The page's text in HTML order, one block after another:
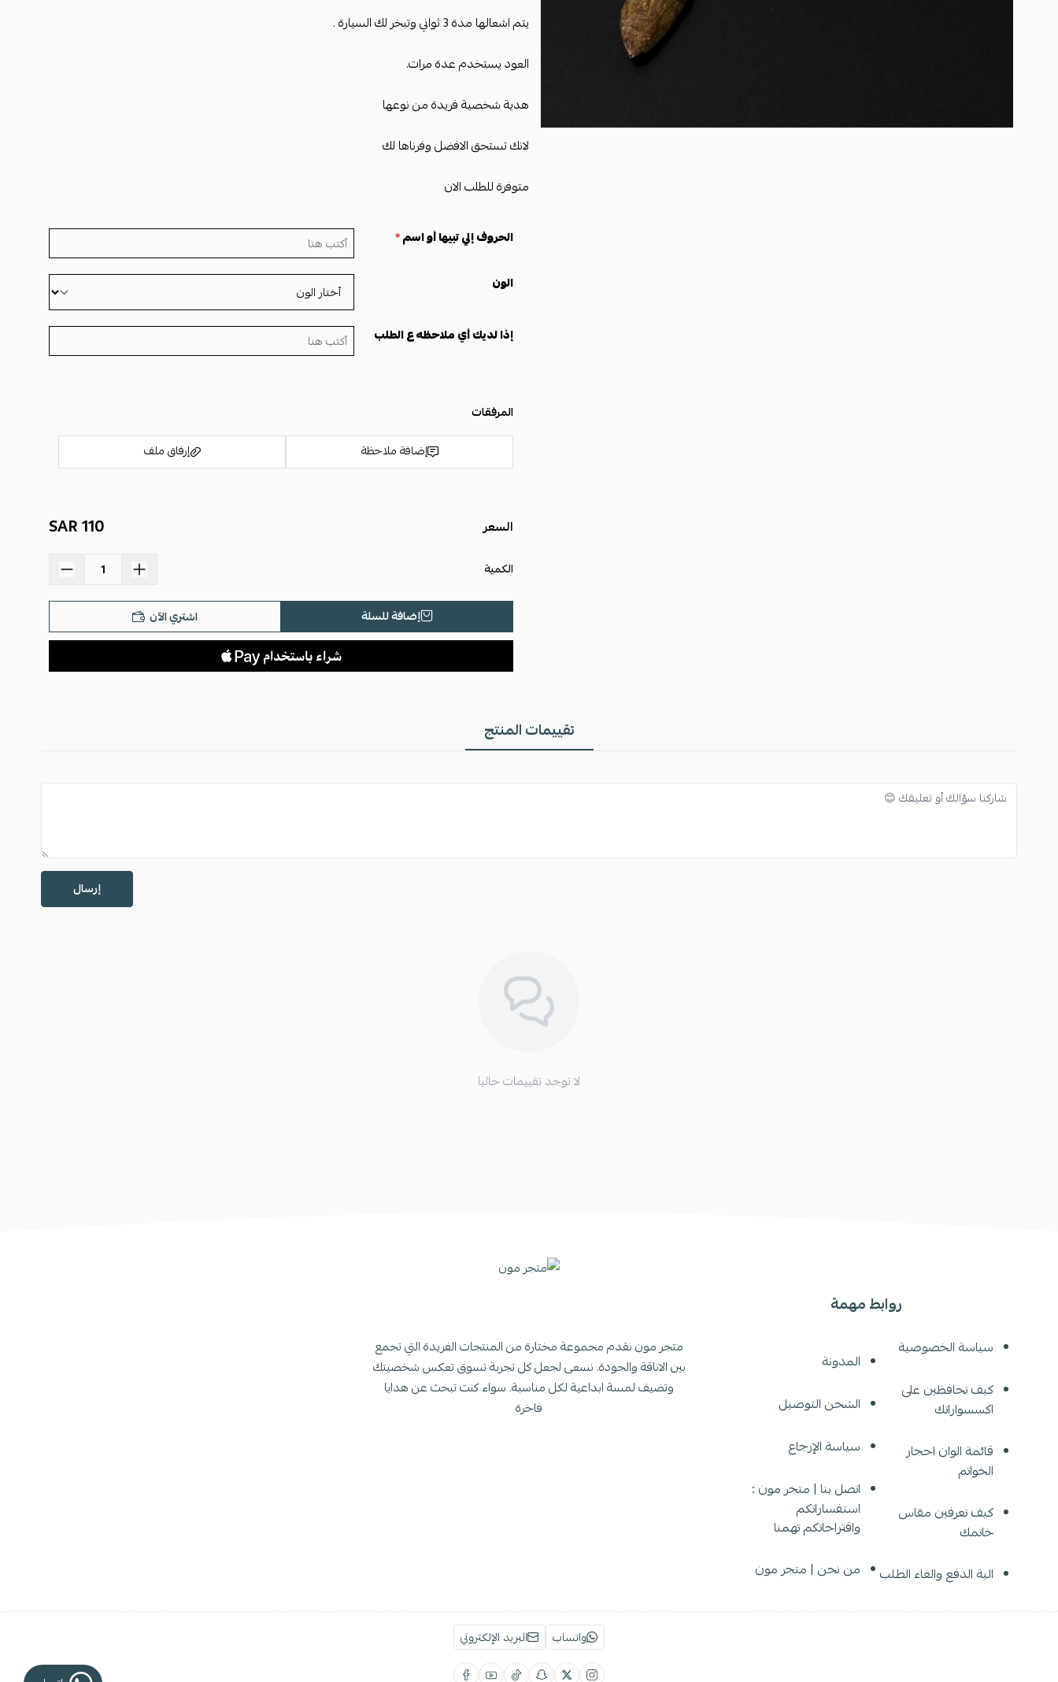
يتم اشعالها مدة 3 ثواني وتبخر لك السيارة .
العود يستخدم عدة مرات.
هدية شخصية فريدة من نوعها
لانك تستحق الافضل وفرناها لك
متوفرة للطلب الان
الحروف إلي تبيها أو اسم*
الون
إذا لديك أي ملاحظه ع الطلب
المرفقات
إضافة ملاحظة
إرفاق ملف
السعر 110 SAR
الكمية
إضافة للسلة اشتري الآن
تقييمات المنتج
إرسال
لا توجد تقييمات حاليا
روابط مهمة
سياسة الخصوصية
كيف تحافظين على
اكسسواراتك
قائمة الوان احجار
الخواتم
كيف تعرفين مقاس
خاتمك
الية الدفع والغاء الطلب
المدونة
الشحن التوصيل
سياسة الإرجاع
اتصل بنا | متجر مون :
استفساراتكم
واقتراحاتكم تهمنا
من نحن | متجر مون
متجر مون نقدم مجموعة مختارة من المنتجات الفريدة التي تجمع
بين الاناقة والجودة. نسعى لجعل كل تجربة تسوق تعكس شخصيتك
وتضيف لمسة ابداعية لكل مناسبة. سواء كنت تبحث عن هدايا
فاخرة
واتساب البريد الإلكتروني